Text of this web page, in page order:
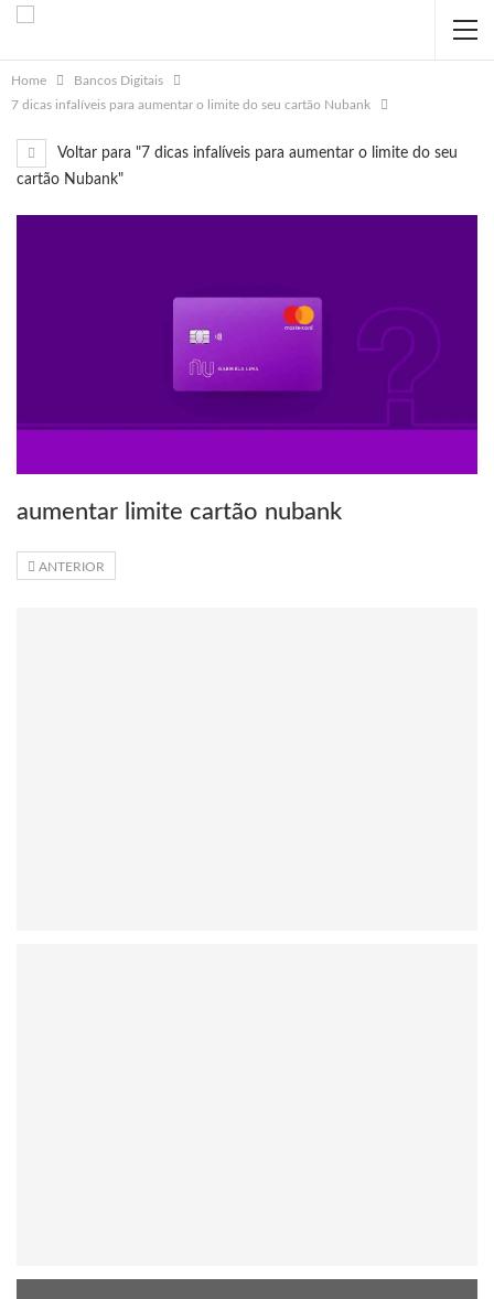
Home
Bancos Digitais
7 dicas infalíveis para aumentar o limite do seu cartão Nubank
Voltar para "7 dicas infalíveis para aumentar o limite do seu
cartão Nubank"
aumentar limite cartão nubank
ANTERIOR